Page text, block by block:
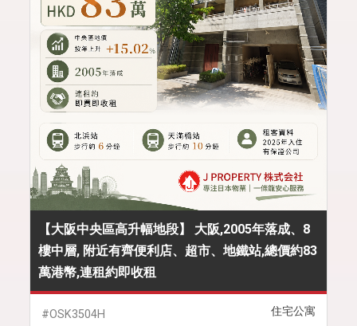
【大阪中央區高升幅地段】 大阪,2005年落成、8
樓中層, 附近有齊便利店、超市、地鐵站,總價約83
萬港幣,連租約即收租
住宅公寓
#OSK3504H